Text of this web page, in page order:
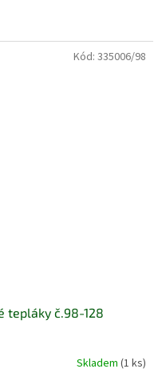
tepláky č.98-128
Skladem (1 ks)
Kód: 335006/98